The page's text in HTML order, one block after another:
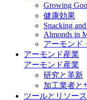
Growing
健康効果
Snacking
Almonds in
アーモンド
アーモンド産業
アーモンド産業
研究と革新
加工業者と
ツールとリソース